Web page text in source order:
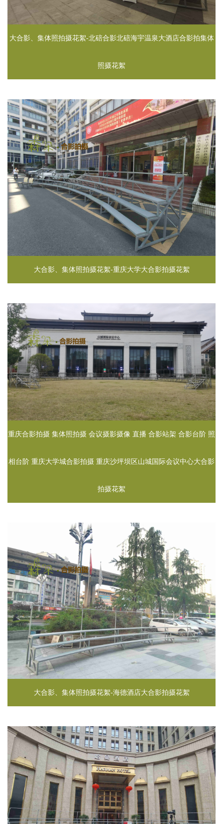
大合影、集体照拍摄花絮-北碚合影北碚海宇温泉大酒店合影拍集体
照摄花絮
大合影、集体照拍摄花絮-重庆大学大合影拍摄花絮
重庆合影拍摄 集体照拍摄 会议摄影摄像 直播 合影站架 合影台阶 照
相台阶 重庆大学城合影拍摄 重庆沙坪坝区山城国际会议中心大合影
拍摄花絮
大合影、集体照拍摄花絮-海德酒店大合影拍摄花絮